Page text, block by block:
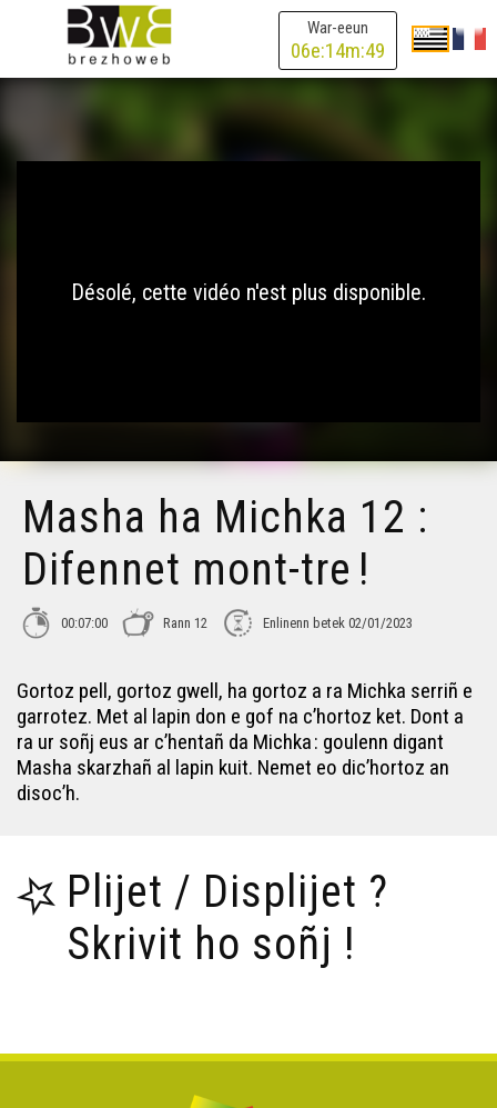
War-eeun
06e:14m:49
Désolé, cette vidéo n'est plus disponible.
Masha ha Michka 12 :
Difennet mont-tre !
00:07:00 Rann 12 Enlinenn betek 02/01/2023
Gortoz pell, gortoz gwell, ha gortoz a ra Michka serriñ e
garrotez. Met al lapin don e gof na c’hortoz ket. Dont a
ra ur soñj eus ar c’hentañ da Michka : goulenn digant
Masha skarzhañ al lapin kuit. Nemet eo dic’hortoz an
disoc’h.
Plijet / Displijet ?
Skrivit ho soñj !